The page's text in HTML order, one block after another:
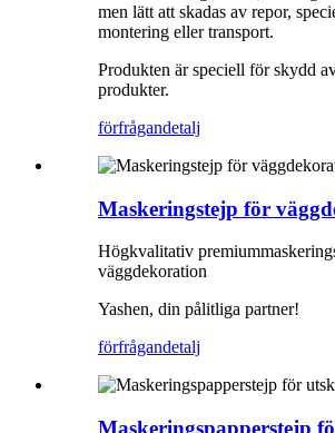
men lätt att skadas av repor,
montering eller transport.
Produkten är speciell för skydd
produkter.
förfrågandetalj
Maskeringstejp för
Högkvalitativ
väggdekoration
Yashen, din pålitliga partner!
förfrågandetalj
Maskeringspapperstejp